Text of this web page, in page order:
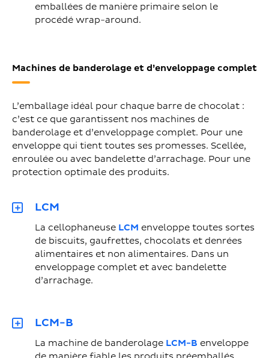
emballées de manière primaire selon le
procédé wrap-around.
Machines de banderolage et d’enveloppage complet
L’emballage idéal pour chaque barre de chocolat :
c’est ce que garantissent nos machines de
banderolage et d’enveloppage complet. Pour une
enveloppe qui tient toutes ses promesses. Scellée,
enroulée ou avec bandelette d’arrachage. Pour une
protection optimale des produits.
LCM
La cellophaneuse LCM enveloppe toutes sortes
de biscuits, gaufrettes, chocolats et denrées
alimentaires et non alimentaires. Dans un
enveloppage complet et avec bandelette
d’arrachage.
LCM-B
La machine de banderolage LCM-B enveloppe